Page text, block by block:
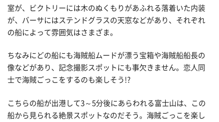
室が、ビクトリーには木のぬくもりがあふれる落着いた内装
が、バーサにはステンドグラスの天窓などがあり、それぞれ
の船によって雰囲気はさまざま。
ちなみにどの船にも海賊船ムードが漂う宝箱や海賊船船長の
像などがあり、記念撮影スポットにも事欠きません。恋人同
士で海賊ごっこをするのも楽しそう!?
こちらの船が出港して3～5分後にあらわれる富士山は、この
船から見られる絶景スポットなのだそう。海賊ごっこを楽し